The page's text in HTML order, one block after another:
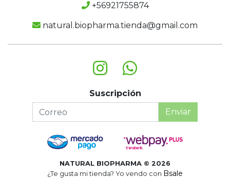
+56921755874
natural.biopharma.tienda@gmail.com
Suscripción
Enviar
NATURAL BIOPHARMA © 2026
¿Te gusta mi tienda? Yo vendo con Bsale